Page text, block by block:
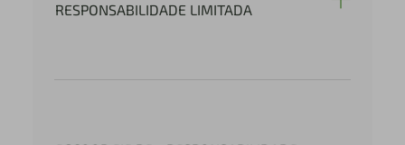
RESPONSABILIDADE LIMITADA